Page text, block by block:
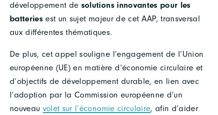
développement de solutions innovantes pour les
batteries est un sujet majeur de cet AAP, transversal
aux différentes thématiques.
De plus, cet appel souligne l’engagement de l’Union
européenne (UE) en matière d’économie circulaire et
d’objectifs de développement durable, en lien avec
l’adoption par la Commission européenne d’un
nouveau volet sur l’économie circulaire, afin d’aider